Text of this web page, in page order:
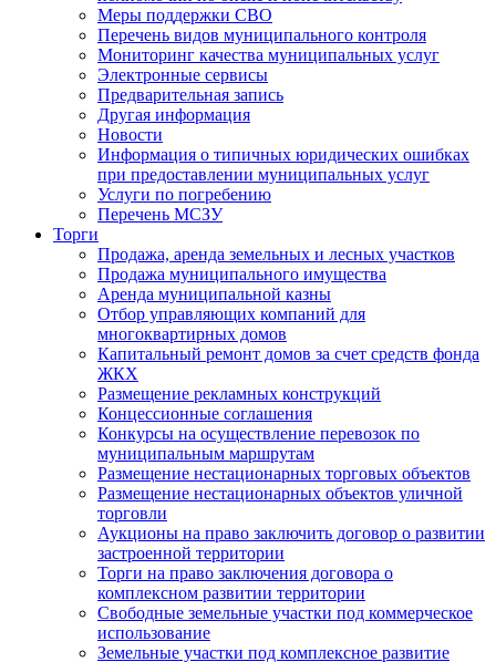
Меры поддержки СВО
Перечень видов муниципального контроля
Мониторинг качества муниципальных услуг
Электронные сервисы
Предварительная запись
Другая информация
Новости
Информация о типичных юридических ошибках
при предоставлении муниципальных услуг
Услуги по погребению
Перечень МСЗУ
Торги
Продажа, аренда земельных и лесных участков
Продажа муниципального имущества
Аренда муниципальной казны
Отбор управляющих компаний для
многоквартирных домов
Капитальный ремонт домов за счет средств фонда
ЖКХ
Размещение рекламных конструкций
Концессионные соглашения
Конкурсы на осуществление перевозок по
муниципальным маршрутам
Размещение нестационарных торговых объектов
Размещение нестационарных объектов уличной
торговли
Аукционы на право заключить договор о развитии
застроенной территории
Торги на право заключения договора о
комплексном развитии территории
Свободные земельные участки под коммерческое
использование
Земельные участки под комплексное развитие